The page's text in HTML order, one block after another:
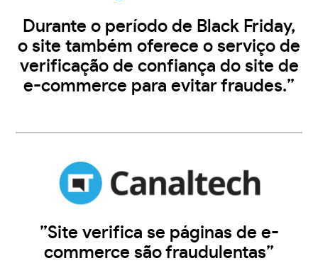
Durante o período de Black Friday,
o site também oferece o serviço de
verificação de confiança do site de
e-commerce para evitar fraudes.”
”Site verifica se páginas de e-
commerce são fraudulentas”